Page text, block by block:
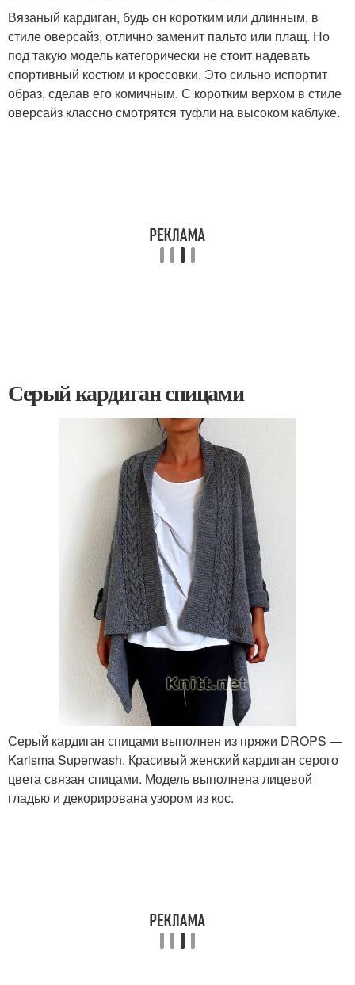
Вязаный кардиган, будь он коротким или длинным, в
стиле оверсайз, отлично заменит пальто или плащ. Но
под такую модель категорически не стоит надевать
спортивный костюм и кроссовки. Это сильно испортит
образ, сделав его комичным. С коротким верхом в стиле
оверсайз классно смотрятся туфли на высоком каблуке.
Серый кардиган спицами
Серый кардиган спицами выполнен из пряжи DROPS —
Karisma Superwash. Красивый женский кардиган серого
цвета связан спицами. Модель выполнена лицевой
гладью и декорирована узором из кос.